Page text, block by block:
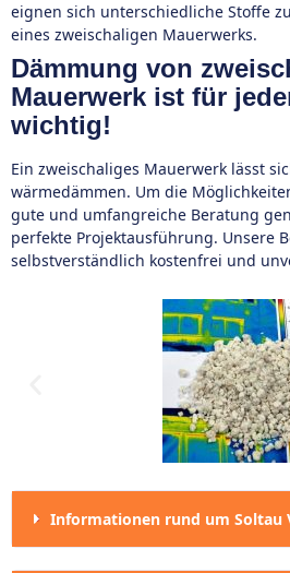
eignen sich unterschiedliche Stoffe
eines zweischaligen Mauerwerks.
Dämmung von
Mauerwerk ist für
wichtig!
Ein zweischaliges Mauerwerk lässt
wärmedämmen. Um die
gute und umfangreiche Beratung
perfekte Projektausführung. Unsere
selbstverständlich kostenfrei und
Informationen rund um Soltau